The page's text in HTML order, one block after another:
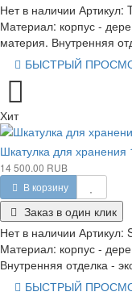
Нет в наличии Артикул:
Материал: корпус -
материя. Внутренняя
БЫСТРЫЙ
Хит
Шкатулка для хранения
14 500.00 RUB
В корзину
Заказ в один клик
Нет в наличии Артикул:
Материал: корпус -
Внутренняя отделка -
БЫСТРЫЙ